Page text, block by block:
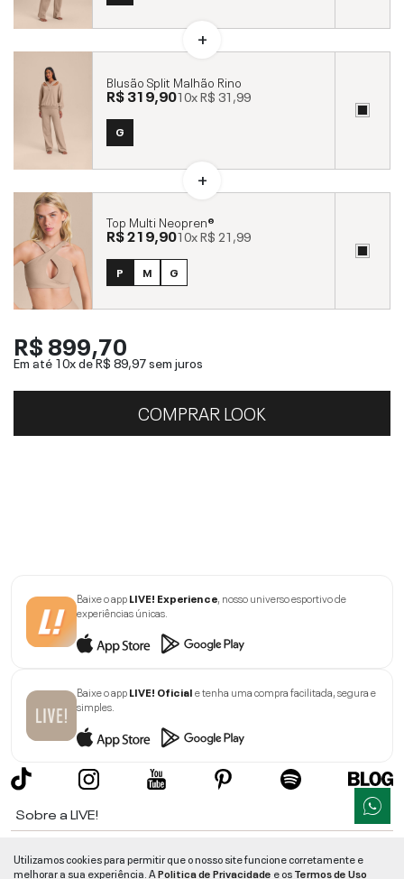
Blusão Split Malhão Rino
R$ 319,9010xR$ 31,99
G
Top Multi Neopren®
R$ 219,9010xR$ 21,99
P M G
R$ 899,70
Em até 10x deR$ 89,97sem juros
COMPRAR LOOK
Baixe o appLIVE! Experience, nosso universo esportivo de
experiências únicas.
Baixe o appLIVE! Oficiale tenha uma compra facilitada, segura e
simples.
Sobre a LIVE!
Utilizamos cookies para permitir que o nosso site funcione corretamente e
melhorar a sua experiência. APolitica de Privacidade e osTermos de Uso